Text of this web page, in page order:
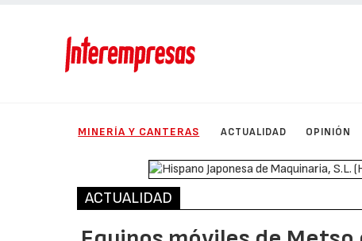
MINERÍA Y CANTERAS ACTUALIDAD OPINIÓN
ACTUALIDAD